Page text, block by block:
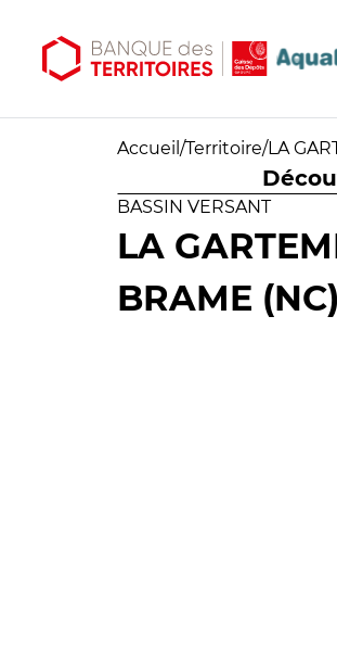
Accueil /Territoire/LA
BASSIN VERSANT
LA
BRAME (NC)